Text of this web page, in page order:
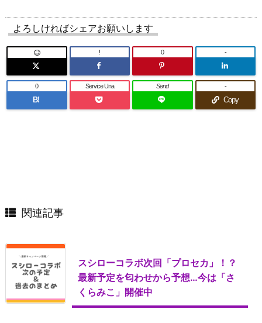
よろしければシェアお願いします
! 0 -
B!
0 Service Una Send
Copy
-
関連記事
スシローコラボ次回「プロセカ」！？
最新予定を匂わせから予想…今は「さ
くらみこ」開催中